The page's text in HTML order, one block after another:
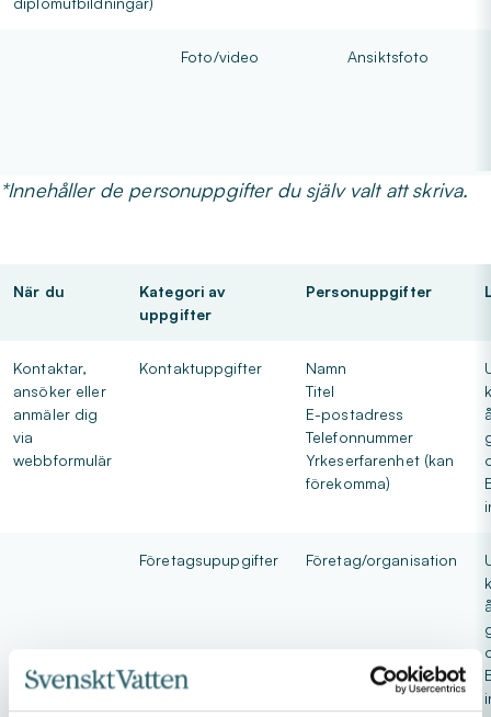
Foto/video Ansiktsfoto
*Innehåller de personuppgifter du själv valt att skriva.
När du
Kategori av
uppgifter
Personuppgifter
Kontaktar,
ansöker eller
anmäler dig
via
webbformulär
Kontaktuppgifter
Namn
Titel
E-postadress
Telefonnummer
Yrkeserfarenhet (kan
förekomma)
Företagsupupgifter Företag/organisation